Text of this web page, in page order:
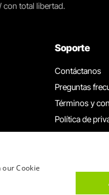
con total libertad.
Soporte
Contáctanos
Preguntas
Términos y
Política de
Trabaja con
Cookie